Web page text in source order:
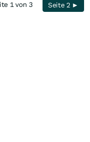
1 von 3 Seite 2 ►